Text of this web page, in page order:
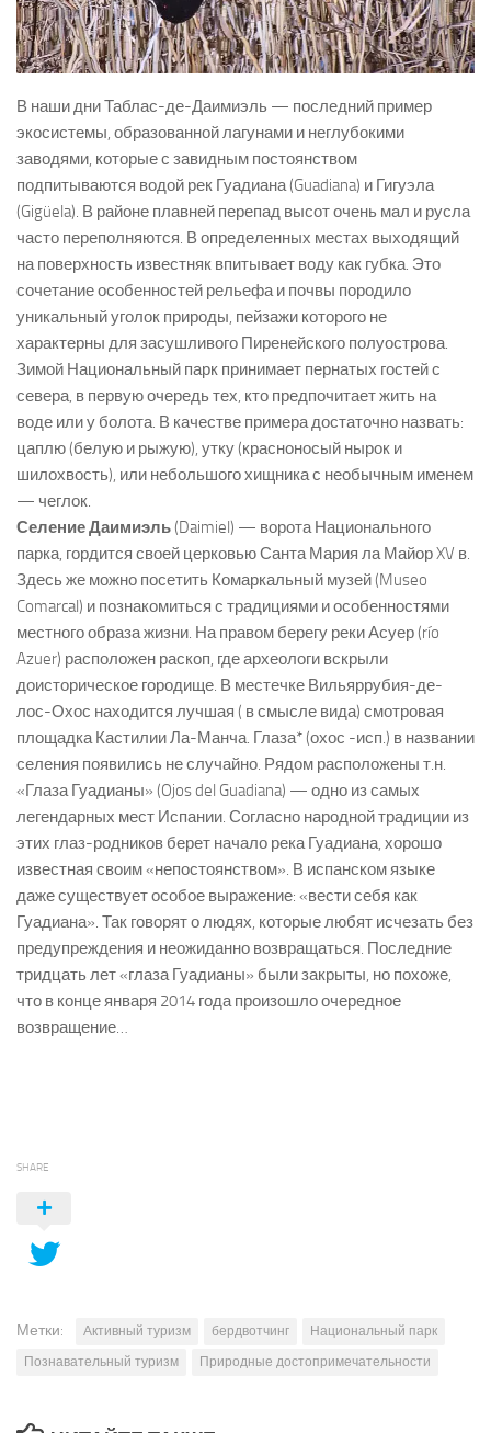
В наши дни Таблас-де-Даимиэль — последний пример
экосистемы, образованной лагунами и неглубокими
заводями, которые с завидным постоянством
подпитываются водой рек Гуадиана (Guadiana) и Гигуэла
(Gigüela). В районе плавней перепад высот очень мал и русла
часто переполняются. В определенных местах выходящий
на поверхность известняк впитывает воду как губка. Это
сочетание особенностей рельефа и почвы породило
уникальный уголок природы, пейзажи которого не
характерны для засушливого Пиренейского полуострова.
Зимой Национальный парк принимает пернатых гостей с
севера, в первую очередь тех, кто предпочитает жить на
воде или у болота. В качестве примера достаточно назвать:
цаплю (белую и рыжую), утку (красноносый нырок и
шилохвость), или небольшого хищника с необычным именем
— чеглок.
Селение Даимиэль(Daimiel) — ворота Национального
парка, гордится своей церковью Санта Мария ла Майор XV в.
Здесь же можно посетить Комаркальный музей (Museo
Comarcal) и познакомиться с традициями и особенностями
местного образа жизни. На правом берегу реки Асуер (río
Azuer) расположен раскоп, где археологи вскрыли
доисторическое городище. В местечке Вильяррубия-де-
лос-Охос находится лучшая ( в смысле вида) смотровая
площадка Кастилии Ла-Манча. Глаза* (охос -исп.) в названии
селения появились не случайно. Рядом расположены т.н.
«Глаза Гуадианы» (Ojos del Guadiana) — одно из самых
легендарных мест Испании. Согласно народной традиции из
этих глаз-родников берет начало река Гуадиана, хорошо
известная своим «непостоянством». В испанском языке
даже существует особое выражение: «вести себя как
Гуадиана». Так говорят о людях, которые любят исчезать без
предупреждения и неожиданно возвращаться. Последние
тридцать лет «глаза Гуадианы» были закрыты, но похоже,
что в конце января 2014 года произошло очередное
возвращение…
SHARE
Метки: Активный туризм бердвотчинг
Национальный парк
Познавательный туризм
Природные достопримечательности